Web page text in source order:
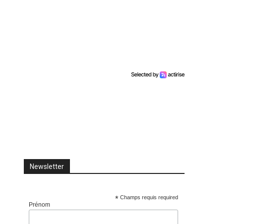
Newsletter
* Champs requis required
Prénom